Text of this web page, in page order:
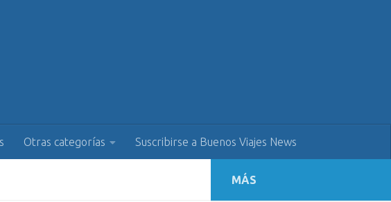
Otras categorías Suscribirse a Buenos Viajes News
MÁS